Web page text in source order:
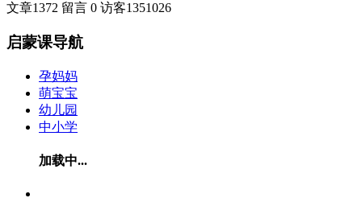
文章1372 留言 0 访客1351026
启蒙课导航
孕妈妈
萌宝宝
幼儿园
中小学
加载中...